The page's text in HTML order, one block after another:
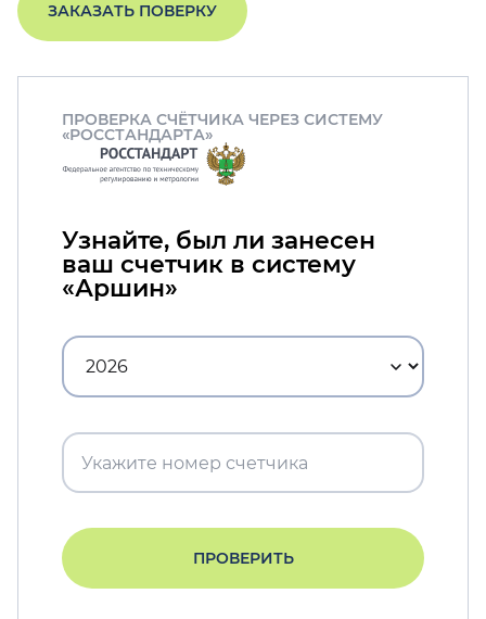
ЗАКАЗАТЬ ПОВЕРКУ
ПРОВЕРКА СЧЁТЧИКА ЧЕРЕЗ СИСТЕМУ
«РОССТАНДАРТА»
Узнайте, был ли занесен
ваш счетчик в систему
«Аршин»
ПРОВЕРИТЬ